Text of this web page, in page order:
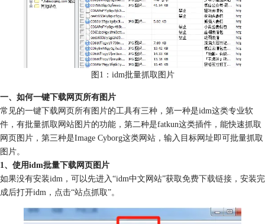
图1：idm批量抓取图片
一、如何一键下载网页所有图片
常见的一键下载网页所有图片的工具有三种，第一种是idm这类专业软
件，有批量抓取网站图片的功能，第二种是fatkun这类插件，能快速抓取
网页图片，第三种是Image Cyborg这类网站，输入目标网址即可批量抓取
图片。
1、使用idm批量下载网页图片
如果没有安装idm，可以先进入“idm中文网站”获取免费下载链接 ，安装完
成后打开idm，点击“站点抓取”。